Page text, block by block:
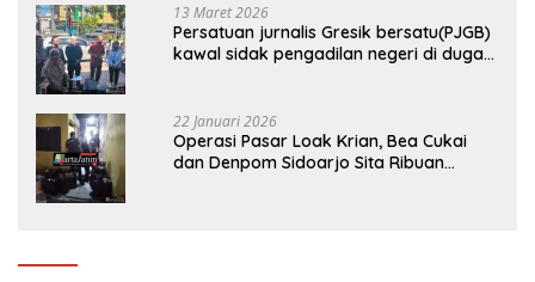
13 Maret 2026
Persatuan jurnalis Gresik bersatu(PJGB)
kawal sidak pengadilan negeri di duga
22 Januari 2026
Operasi Pasar Loak Krian, Bea Cukai
dan Denpom Sidoarjo Sita Ribuan